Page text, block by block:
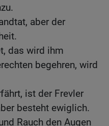
aber der
das wird ihm
begehren, wird
ist der Frevler
besteht ewiglich.
Rauch den Augen